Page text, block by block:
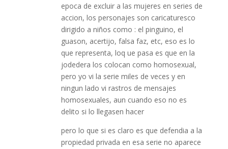
epoca de excluir a las mujeres en series de
accion, los personajes son caricaturesco
dirigido a niños como : el pinguino, el
guason, acertijo, falsa faz, etc, eso es lo
que representa, loq ue pasa es que en la
jodedera los colocan como homosexual,
pero yo vi la serie miles de veces y en
ningun lado vi rastros de mensajes
homosexuales, aun cuando eso no es
delito si lo llegasen hacer
pero lo que si es claro es que defendia a la
propiedad privada en esa serie no aparece